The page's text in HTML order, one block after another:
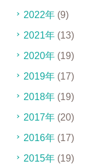
2022年(9)
2021年(13)
2020年(19)
2019年(17)
2018年(19)
2017年(20)
2016年(17)
2015年(19)